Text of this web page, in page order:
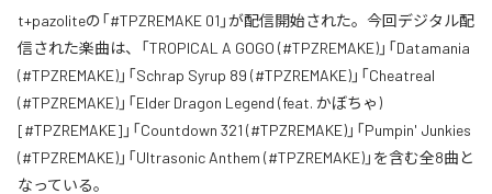
t+pazoliteの「#TPZREMAKE 01」が配信開始された。今回デジタル配
信された楽曲は、「TROPICAL A GOGO (#TPZREMAKE)」「Datamania
(#TPZREMAKE)」「Schrap Syrup 89 (#TPZREMAKE)」「Cheatreal
(#TPZREMAKE)」「Elder Dragon Legend (feat. かぼちゃ)
[#TPZREMAKE]」「Countdown 321 (#TPZREMAKE)」「Pumpin' Junkies
(#TPZREMAKE)」「Ultrasonic Anthem (#TPZREMAKE)」を含む全8曲と
なっている。